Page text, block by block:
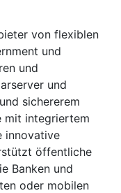
von flexiblen
und
und
und
sichererem
mit integriertem
innovative
öffentliche
Banken und
oder mobilen